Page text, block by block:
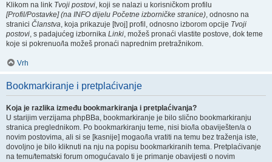
Klikom na link Tvoji postovi, koji se nalazi u korisničkom profilu
[Profil/Postavke] (na INFO dijelu Početne izborničke stranice), odnosno na
stranici Članstva, koja prikazuje [tvoj] profil, odnosno izborom opcije Tvoji
postovi, s padajućeg izbornika Linki, možeš pronaći vlastite postove, dok teme
koje si pokrenuo/la možeš pronaći naprednim pretražnikom.
Vrh
Bookmarkiranje i pretplaćivanje
Koja je razlika između bookmarkiranja i pretplaćivanja?
U starijim verzijama phpBBa, bookmarkiranje je bilo slično bookmarkiranju
stranica preglednikom. Po bookmarkiranju teme, nisi bio/la obaviješten/a o
novim postovima, ali si se [kasnije] mogao/la vratiti na temu bez traženja iste,
dovoljno je bilo kliknuti na nju na popisu bookmarkiranih tema. Pretplaćivanje
na temu/tematski forum omogućavalo ti je primanje obavijesti o novim